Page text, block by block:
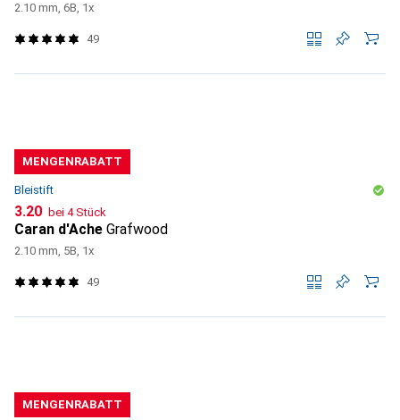
2.10 mm, 6B, 1x
49
MENGENRABATT
Bleistift
CHF
3.20 bei 4 Stück
Caran d'Ache Grafwood
2.10 mm, 5B, 1x
49
MENGENRABATT